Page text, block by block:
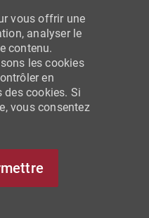
vous offrir une
analyser le
contenu.
les cookies
en
cookies. Si
vous consentez